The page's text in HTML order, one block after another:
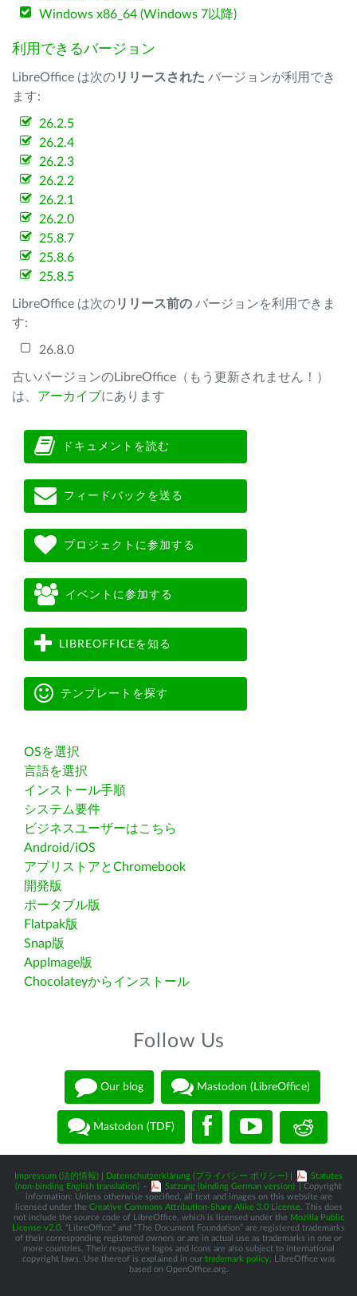
Windows x86_64 (Windows 7以降)
利用できるバージョン
LibreOffice は次のリリースされた バージョンが利用でき
ます:
26.2.5
26.2.4
26.2.3
26.2.2
26.2.1
26.2.0
25.8.7
25.8.6
25.8.5
LibreOffice は次のリリース前の バージョンを利用できま
す:
26.8.0
古いバージョンのLibreOffice（もう更新されません！）
は、 アーカイブにあります
ドキュメントを読む
フィードバックを送る
プロジェクトに参加する
イベントに参加する
LIBREOFFICEを知る
テンプレートを探す
OSを選択
言語を選択
インストール手順
システム要件
ビジネスユーザーはこちら
Android/iOS
アプリストアとChromebook
開発版
ポータブル版
Flatpak版
Snap版
AppImage版
Chocolateyからインストール
Follow Us
Our blog Mastodon (LibreOffice)
Mastodon (TDF)
Impressum (法的情報) Datenschutzerklärung (プライバシー ポリシー)
Statutes
(non-binding English translation) - Satzung (binding German version)
| Copyright
information: Unless otherwise specified, all text and images on this website are
licensed under the Creative Commons Attribution-Share Alike 3.0 License. This does
not include the source code of LibreOffice, which is licensed under the Mozilla Public
License v2.0 . “LibreOffice” and “The Document Foundation” are registered trademarks
of their corresponding registered owners or are in actual use as trademarks in one or
more countries. Their respective logos and icons are also subject to international
copyright laws. Use thereof is explained in our trademark policy. LibreOffice was
based on OpenOffice.org.